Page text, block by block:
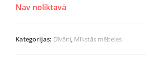
Nav noliktavā
Kategorijas: Dīvāni, Mīkstās mēbeles